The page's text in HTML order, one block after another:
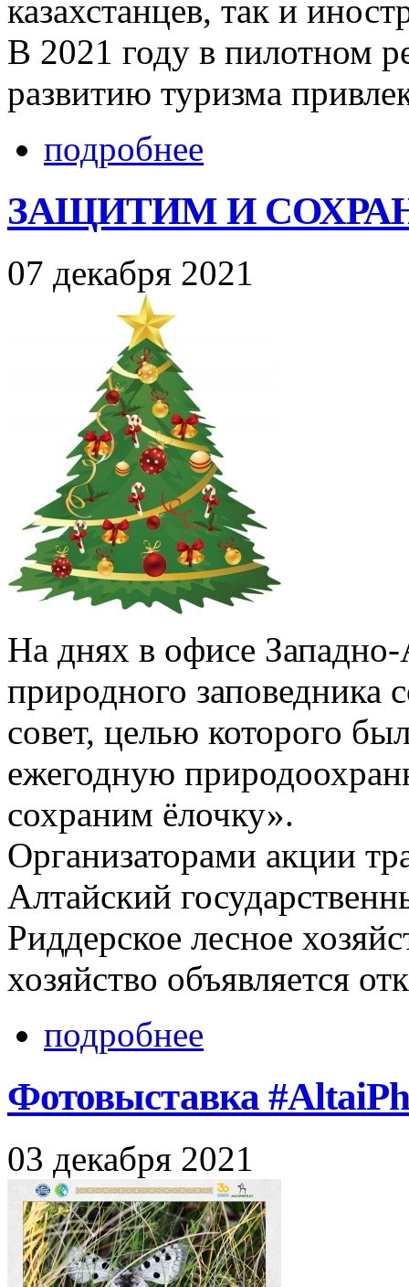
казахстанцев, так и
В 2021 году в пилотном
развитию туризма
подробнее
ЗАЩИТИМ И
07 декабря 2021
На днях в офисе Западно-
природного заповедника
совет, целью которого
ежегодную
сохраним ёлочку».
Организаторами акции
Алтайский
Риддерское лесное
хозяйство объявляется
подробнее
Фотовыставка
03 декабря 2021